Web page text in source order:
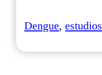
Dengue, estudios